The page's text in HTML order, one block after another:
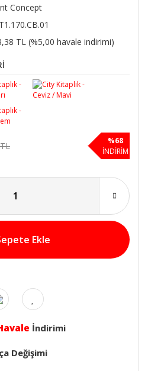
Concept
TL (%5,00 havale indirimi)
%68
İNDİRİM
Ekle
İndirimi
Değişimi